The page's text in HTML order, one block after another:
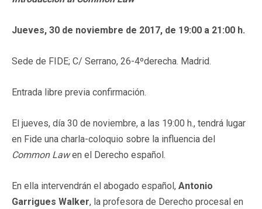
Jueves, 30 de noviembre de 2017, de 19:00 a 21:00 h.
Sede de FIDE; C/ Serrano, 26-4ºderecha. Madrid.
Entrada libre previa confirmación.
El jueves, día 30 de noviembre, a las 19:00 h., tendrá lugar
en Fide una charla-coloquio sobre la influencia del
Common Lawen el Derecho español.
En ella intervendrán el abogado español, Antonio
Garrigues Walker, la profesora de Derecho procesal en